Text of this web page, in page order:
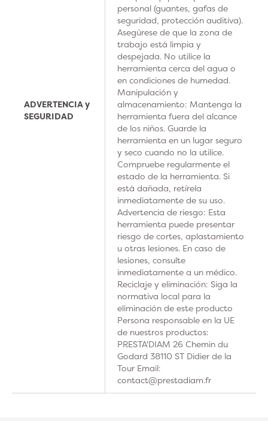
ADVERTENCIA y
SEGURIDAD
personal (guantes, gafas de
seguridad, protección auditiva).
Asegúrese de que la zona de
trabajo está limpia y
despejada. No utilice la
herramienta cerca del agua o
en condiciones de humedad.
Manipulación y
almacenamiento: Mantenga la
herramienta fuera del alcance
de los niños. Guarde la
herramienta en un lugar seguro
y seco cuando no la utilice.
Compruebe regularmente el
estado de la herramienta. Si
está dañada, retírela
inmediatamente de su uso.
Advertencia de riesgo: Esta
herramienta puede presentar
riesgo de cortes, aplastamiento
u otras lesiones. En caso de
lesiones, consulte
inmediatamente a un médico.
Reciclaje y eliminación: Siga la
normativa local para la
eliminación de este producto
Persona responsable en la UE
de nuestros productos:
PRESTA'DIAM 26 Chemin du
Godard 38110 ST Didier de la
Tour Email:
contact@prestadiam.fr